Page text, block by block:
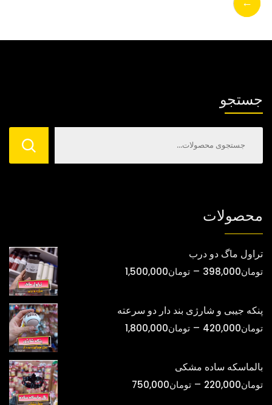
انتخاب
جستجو
محصولات
تراول ماگ دو درب
تومان398,000
– تومان1,500,000محدوده
پنکه جیبی و شارژی بند دار دو سرعته
تومان420,000
– تومان1,800,000محدوده
تومان420,000
بالماسکه ساده مشکی
تومان220,000
– تومان750,000